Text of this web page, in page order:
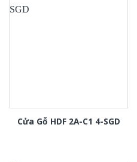
Cửa Gỗ HDF 2A-C1 4-SGD